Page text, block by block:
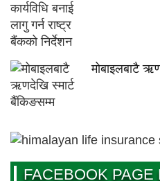
मोबाइलबाटै
FACEBOOK PAGE